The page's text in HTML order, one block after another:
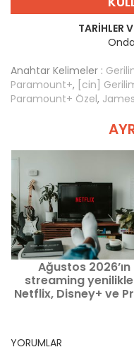
TARIHLER
Anahtar Kelimeler :
Paramount+, [cin]
Paramount+ Özel,
Ağustos 2026’ın
streaming
Netflix, Disney+ ve
YORUMLAR